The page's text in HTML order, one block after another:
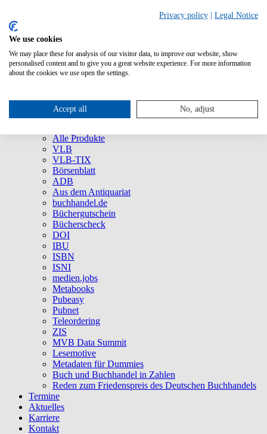
Über uns
Unternehmen
Presse
Service
Alle Produkte
VLB
VLB-TIX
Börsenblatt
ADB
Aus dem Antiquariat
buchhandel.de
Büchergutschein
Bücherscheck
DOI
IBU
ISBN
ISNI
medien.jobs
Metabooks
Pubeasy
Pubnet
Teleordering
ZIS
MVB Data Summit
Lesemotive
Metadaten für Dummies
Buch und Buchhandel in Zahlen
Reden zum Friedenspreis des Deutschen Buchhandels
Termine
Aktuelles
Karriere
Kontakt
Privacy policy Legal Notice
We use cookies
We may place these for analysis of our visitor data, to improve our website, show
personalised content and to give you a great website experience. For more information
about the cookies we use open the settings.
Accept all No, adjust